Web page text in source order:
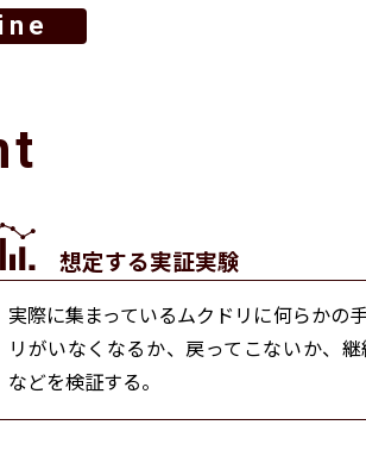
想定する実証実験
実際に集まっているムクドリに何らかの
リがいなくなるか、戻ってこないか、
などを検証する。